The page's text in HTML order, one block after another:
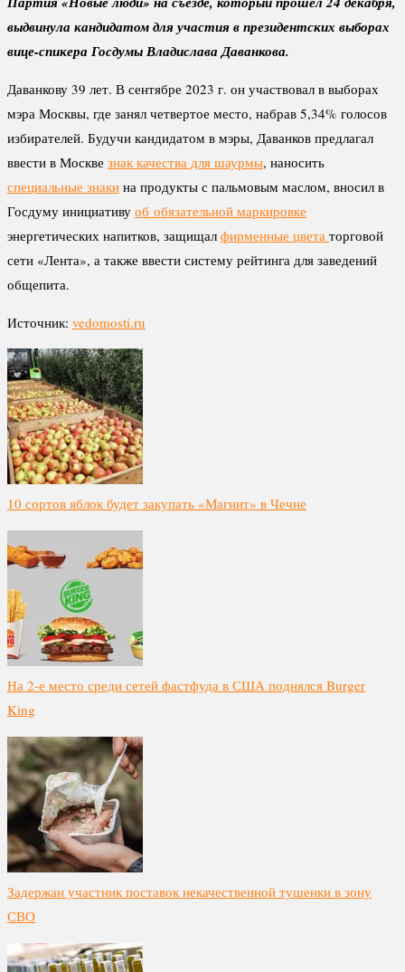
выдвинула кандидатом для участия в президентских выборах
вице-спикера Госдумы Владислава Даванкова.
Даванкову 39 лет. В сентябре 2023 г. он участвовал в выборах
мэра Москвы, где занял четвертое место, набрав 5,34% голосов
избирателей. Будучи кандидатом в мэры, Даванков предлагал
ввести в Москве знак качества для шаурмы, наносить
специальные знаки на продукты с пальмовым маслом, вносил в
Госдуму инициативу об обязательной маркировке
энергетических напитков, защищал фирменные цвета торговой
сети «Лента», а также ввести систему рейтинга для заведений
общепита.
Источник: vedomosti.ru
10 сортов яблок будет закупать «Магнит» в Чечне
На 2-е место среди сетей фастфуда в США поднялся Burger
King
Задержан участник поставок некачественной тушенки в зону
СВО